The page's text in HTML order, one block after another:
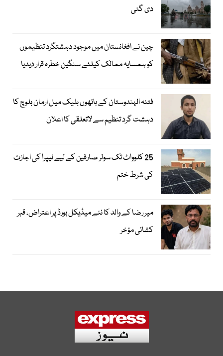
دی گئی
چین نے افغانستان میں موجود دہشتگرد تنظیموں
کو ہمسایہ ممالک کیلئے سنگین خطرہ قرار دیدیا
فتنہ الہندوستان کے ہاتھوں بلیک میل ارمان بلوچ کا
دہشت گرد تنظیم سے لاتعلقی کا اعلان
25 کلوواٹ تک سولر صارفین کے لیے نیپرا کی اجازت
کی شرط ختم
میر رضا کے والد کا نئے میڈیکل بورڈ پر اعتراض، قبر
کشائی مؤخر